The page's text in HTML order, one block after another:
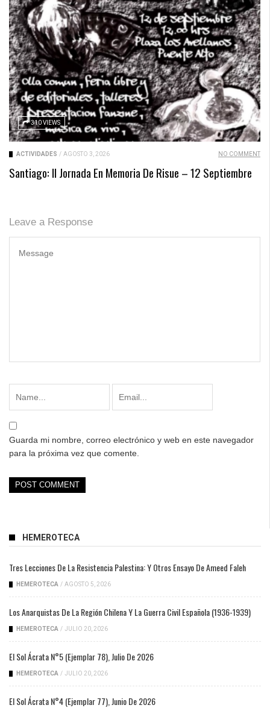
310 VIEWS
ACTIVIDADES / AGOSTO 3, 2026 NO COMMENT
Santiago: II Jornada En Memoria De Risue – 12 Septiembre
Leave a Response
Guarda mi nombre, correo electrónico y web en este navegador
para la próxima vez que comente.
HEMEROTECA
Tres Lecciones De La Resistencia Palestina: Y Otros Ensayo De Ameed Faleh
HEMEROTECA / AGOSTO 5, 2026
Los Anarquistas De La Región Chilena Y La Guerra Civil Española (1936-1939)
HEMEROTECA / JULIO 20, 2026
El Sol Ácrata N°5 (ejemplar 78), Julio De 2026
HEMEROTECA / JULIO 20, 2026
El Sol Ácrata N°4 (ejemplar 77), Junio De 2026